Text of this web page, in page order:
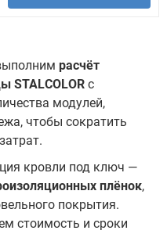
расчёт
STALCOLOR с
модулей,
чтобы сократить
кровли под ключ —
плёнок,
покрытия.
стоимость и сроки